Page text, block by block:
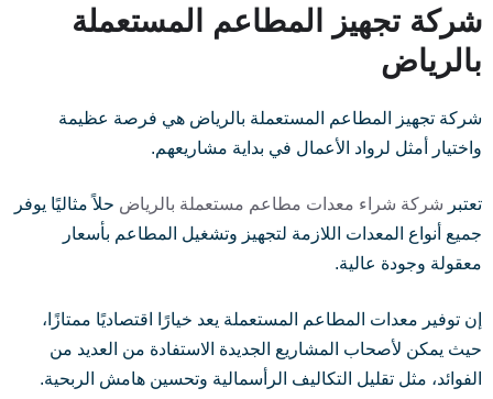
شركة تجهيز المطاعم المستعملة
بالرياض
شركة تجهيز المطاعم المستعملة بالرياض هي فرصة عظيمة
واختيار أمثل لرواد الأعمال في بداية مشاريعهم.
تعتبر شركة شراء معدات مطاعم مستعملة بالرياض حلاً مثاليًا يوفر
جميع أنواع المعدات اللازمة لتجهيز وتشغيل المطاعم بأسعار
معقولة وجودة عالية.
إن توفير معدات المطاعم المستعملة يعد خيارًا اقتصاديًا ممتازًا،
حيث يمكن لأصحاب المشاريع الجديدة الاستفادة من العديد من
الفوائد، مثل تقليل التكاليف الرأسمالية وتحسين هامش الربحية.